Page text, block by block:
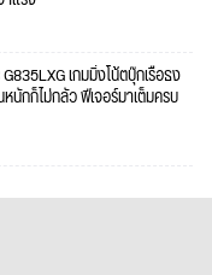
เกมมิ่งโน้ตบุ๊กเรือธง
กก็ไม่กลัว ฟีเจอร์มาเต็มครบ